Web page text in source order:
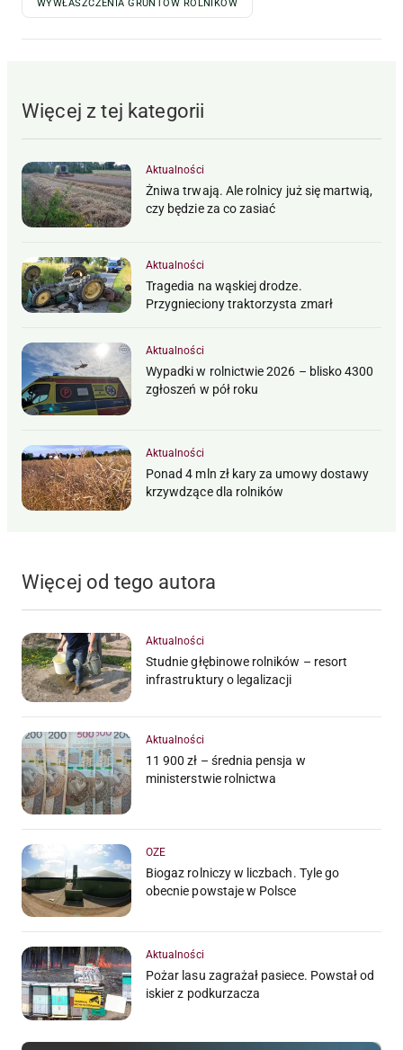
WYWŁASZCZENIA GRUNTÓW ROLNIKÓW
Więcej z tej kategorii
Aktualności
Żniwa trwają. Ale rolnicy już się martwią,
czy będzie za co zasiać
Aktualności
Tragedia na wąskiej drodze.
Przygnieciony traktorzysta zmarł
Aktualności
Wypadki w rolnictwie 2026 – blisko 4300
zgłoszeń w pół roku
Aktualności
Ponad 4 mln zł kary za umowy dostawy
krzywdzące dla rolników
Więcej od tego autora
Aktualności
Studnie głębinowe rolników – resort
infrastruktury o legalizacji
Aktualności
11 900 zł – średnia pensja w
ministerstwie rolnictwa
OZE
Biogaz rolniczy w liczbach. Tyle go
obecnie powstaje w Polsce
Aktualności
Pożar lasu zagrażał pasiece. Powstał od
iskier z podkurzacza